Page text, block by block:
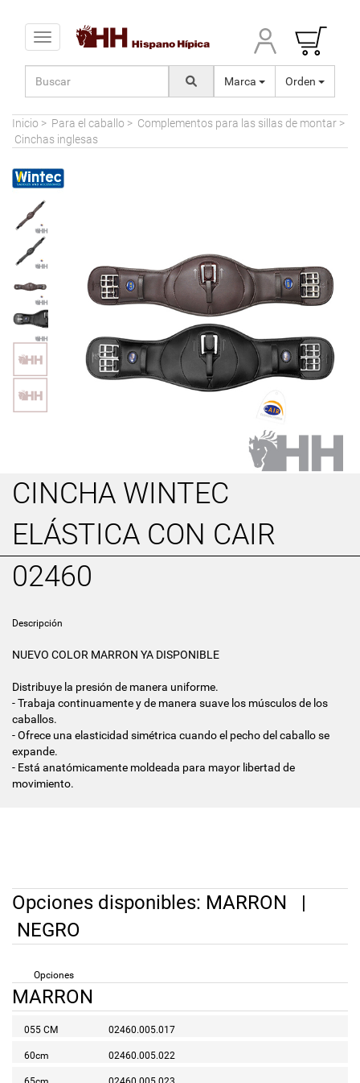
Toggle navigation
Marca Orden
Inicio > Para el caballo > Complementos para las sillas de montar >
Cinchas inglesas
CINCHA WINTEC
ELÁSTICA CON CAIR
02460
Descripción
NUEVO COLOR MARRON YA DISPONIBLE
Distribuye la presión de manera uniforme.
- Trabaja continuamente y de manera suave los músculos de los
caballos.
- Ofrece una elasticidad simétrica cuando el pecho del caballo se
expande.
- Está anatómicamente moldeada para mayor libertad de
movimiento.
Opciones disponibles: MARRON |
NEGRO
Opciones
MARRON
055 CM 02460.005.017
60cm 02460.005.022